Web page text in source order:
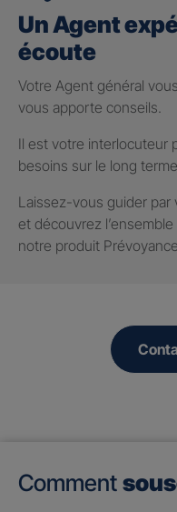
Un Agent
écoute
Votre Agent général
vous apporte conseils.
Il est votre interlocuteur
besoins sur le long terme.
Laissez-vous guider
et découvrez
notre produit
Comment